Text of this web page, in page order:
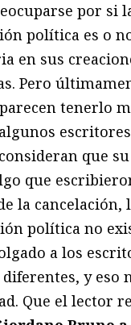
por si
política es o
en sus
Pero
tenerlo
que su
que
la cancelación,
política no
a los
y eso
Que el lector